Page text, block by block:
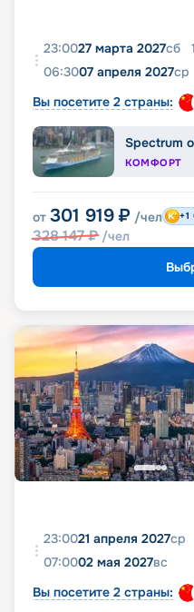
23:0027 марта 2027сб
06:3007 апреля 2027ср
Вы посетите 2 страны:
Spectrum
КОМФОРТ
от 301 919 ₽ /чел
328 147₽ /чел
+1
23:0021 апреля 2027ср
07:0002 мая 2027вс
Вы посетите 2 страны: